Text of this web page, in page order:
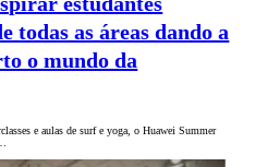
todas as áreas dando a
o mundo da
e aulas de surf e yoga, o Huawei Summer